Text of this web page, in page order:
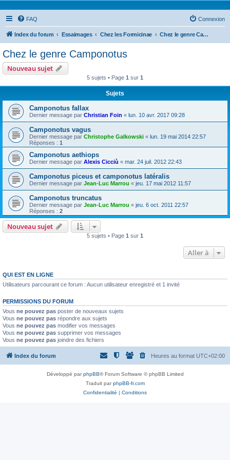
FAQ Connexion
Index du forum Essaimages Chez les Formicinae Chez le genre Camponotus
Chez le genre Camponotus
Nouveau sujet
5 sujets • Page 1 sur 1
Sujets
Camponotus fallax
Dernier message par Christian Foin « lun. 10 avr. 2017 09:28
Camponotus vagus
Dernier message par Christophe Galkowski « lun. 19 mai 2014 22:57
Réponses : 1
Camponotus aethiops
Dernier message par Alexis Cicciù « mar. 24 juil. 2012 22:43
Camponotus piceus et camponotus latéralis
Dernier message par Jean-Luc Marrou « jeu. 17 mai 2012 11:57
Camponotus truncatus
Dernier message par Jean-Luc Marrou « jeu. 6 oct. 2011 22:57
Réponses : 2
Nouveau sujet
5 sujets • Page 1 sur 1
Aller à
QUI EST EN LIGNE
Utilisateurs parcourant ce forum : Aucun utilisateur enregistré et 1 invité
PERMISSIONS DU FORUM
Vous ne pouvez pas poster de nouveaux sujets
Vous ne pouvez pas répondre aux sujets
Vous ne pouvez pas modifier vos messages
Vous ne pouvez pas supprimer vos messages
Vous ne pouvez pas joindre des fichiers
Index du forum Heures au format UTC+02:00
Développé parphpBB® Forum Software © phpBB Limited
Traduit parphpBB-fr.com
Confidentialité | Conditions